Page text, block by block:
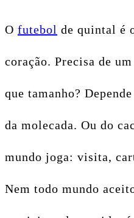
O futebol de quintal é
coração. Precisa de
que tamanho?
da molecada. Ou do
mundo joga: visita,
Nem todo mundo